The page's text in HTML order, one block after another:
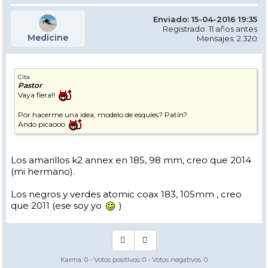
Medicine
Enviado: 15-04-2016 19:35
Registrado: 11 años antes
Mensajes: 2.320
Cita
Pastor
Vaya fiera!!
Por hacerme una idea, modelo de esquíes? Patín?
Ando picaooo
Los amarillos k2 annex en 185, 98 mm, creo que 2014
(mi hermano).
Los negros y verdes atomic coax 183, 105mm , creo
que 2011 (ese soy yo
)
Karma: 0 - Votos positivos: 0 - Votos negativos: 0